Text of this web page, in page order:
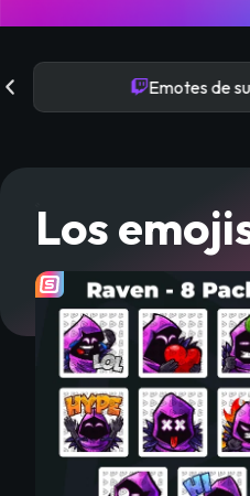
Emotes de
Los